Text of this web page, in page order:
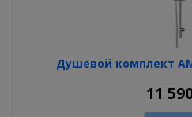
Душевой комплект
11